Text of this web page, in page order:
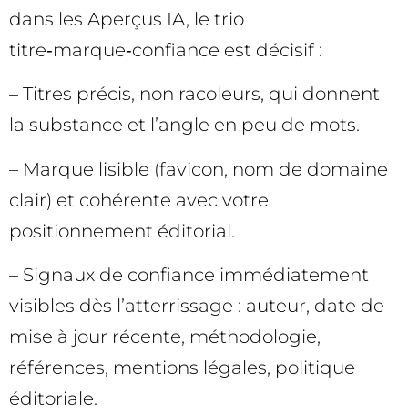
dans les Aperçus IA, le trio
titre‑marque‑confiance est décisif :
– Titres précis, non racoleurs, qui donnent
la substance et l’angle en peu de mots.
– Marque lisible (favicon, nom de domaine
clair) et cohérente avec votre
positionnement éditorial.
– Signaux de confiance immédiatement
visibles dès l’atterrissage : auteur, date de
mise à jour récente, méthodologie,
références, mentions légales, politique
éditoriale.